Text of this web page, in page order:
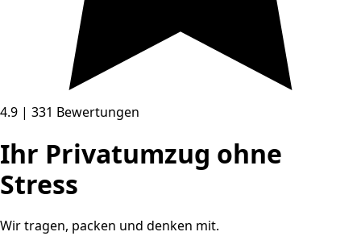
4.9 | 331 Bewertungen
Ihr Privatumzug ohne
Stress
Wir tragen, packen und denken mit.